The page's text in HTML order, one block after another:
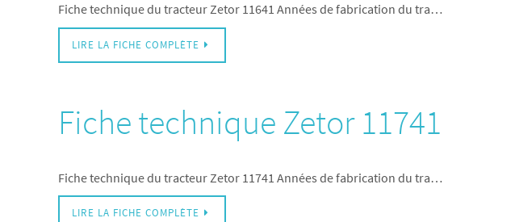
Fiche technique du tracteur Zetor 11641 Années de fabrication du tra…
LIRE LA FICHE COMPLÈTE
Fiche technique Zetor 11741
Fiche technique du tracteur Zetor 11741 Années de fabrication du tra…
LIRE LA FICHE COMPLÈTE